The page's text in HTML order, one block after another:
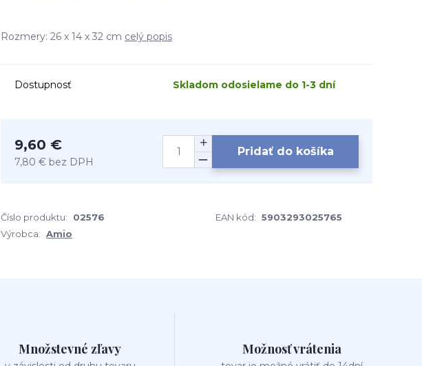
Rozmery: 26 x 14 x 32 cm celý popis
Dostupnosť Skladom odosielame do 1-3 dní
9,60 €
7,80 € bez DPH
Pridať do košíka
Číslo produktu: 02576 EAN kód: 5903293025765
Výrobca: Amio
Množstevné zľavy Možnosť vrátenia